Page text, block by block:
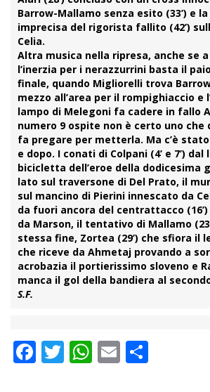
Barrow-Mallamo senza esito (33’) e
imprecisa del rigorista fallito (42’)
Celia.
Altra musica nella ripresa, anche se
l’inerzia per i nerazzurrini basta il
finale, quando Migliorelli trova
mezzo all’area per il rompighiaccio e
lampo di Melegoni fa cadere in fallo
numero 9 ospite non è certo uno che
fa pregare per metterla. Ma c’è
e dopo. I conati di Colpani (4’ e 7’)
bicicletta dell’eroe della dodicesima
lato sul traversone di Del Prato, il
sul mancino di Pierini innescato da
da fuori ancora del centrattacco
da Marson, il tentativo di Mallamo
stessa fine, Zortea (29’) che sfiora il
che riceve da Ahmetaj provando a
acrobazia il portierissimo sloveno e
manca il gol della bandiera al
S.F.
Facebook
Twitter
WhatsApp
Email